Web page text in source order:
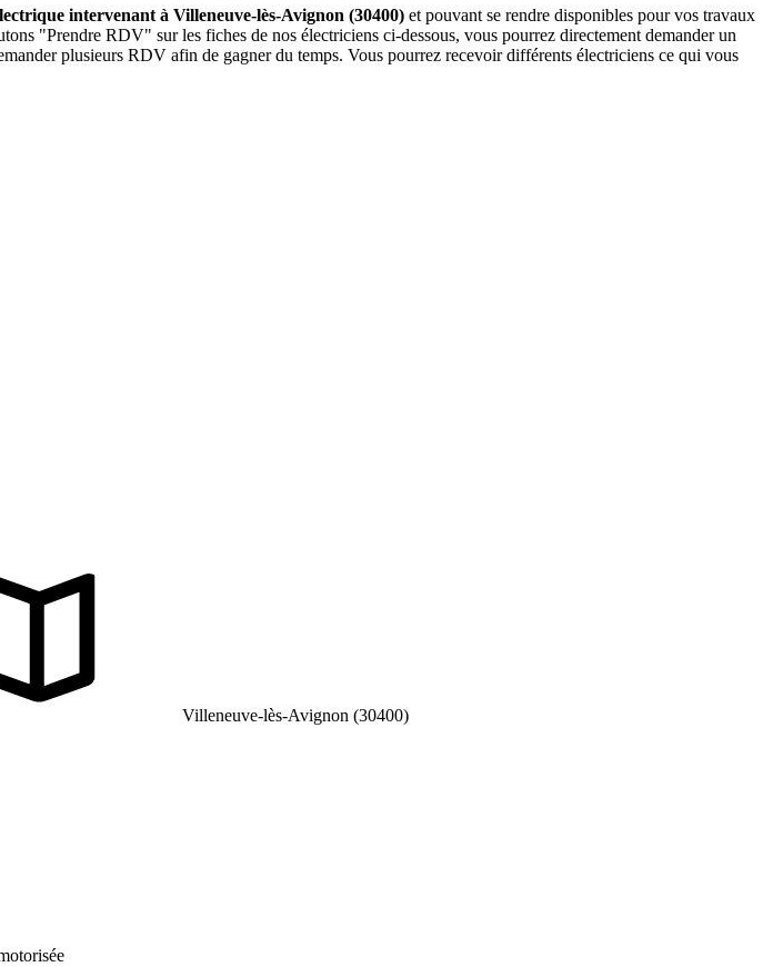
intervenant à Villeneuve-lès-Avignon (30400) et pouvant se rendre disponibles pour vos travaux
"Prendre RDV" sur les fiches de nos électriciens ci-dessous, vous pourrez directement demander un
plusieurs RDV afin de gagner du temps. Vous pourrez recevoir différents électriciens ce qui vous
Villeneuve-lès-Avignon (30400)